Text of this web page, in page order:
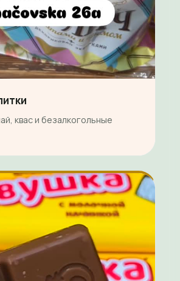
квас и безалкогольные